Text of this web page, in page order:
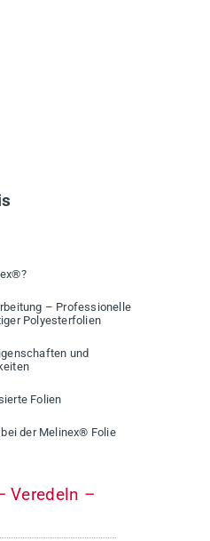
– Professionelle
Polyesterfolien
und
Folien
der Melinex® Folie
Veredeln –